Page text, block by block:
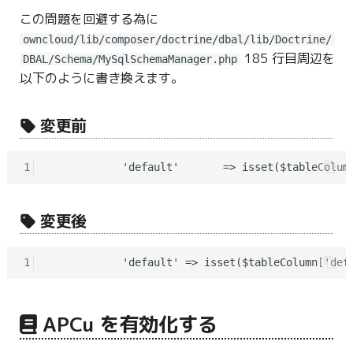
この問題を回避する為に
owncloud/lib/composer/doctrine/dbal/lib/Doctrine/
DBAL/Schema/MySqlSchemaManager.php
185 行目周辺を
以下のように書き換えます。
変更前
1
変更後
1
APCu を有効化する